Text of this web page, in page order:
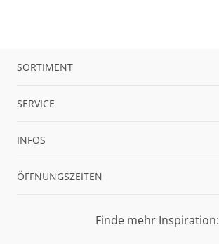
SORTIMENT
SERVICE
INFOS
ÖFFNUNGSZEITEN
Finde mehr Inspiration: